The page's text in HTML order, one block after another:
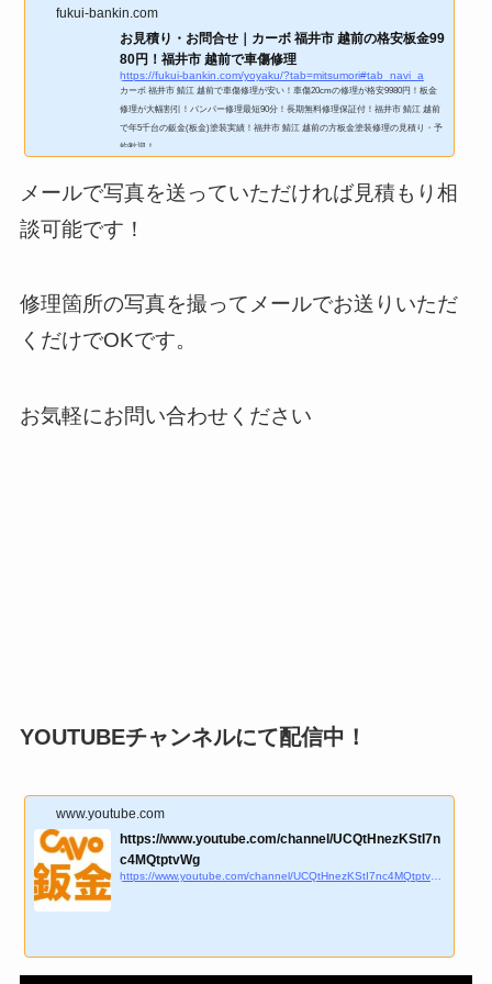
fukui-bankin.com
お見積り・お問合せ｜カーボ 福井市 越前の格安板金99
80円！福井市 越前で車傷修理
https://fukui-bankin.com/yoyaku/?tab=mitsumori#tab_navi_a
カーボ 福井市 鯖江 越前で車傷修理が安い！車傷20cmの修理が格安9980円！板金
修理が大幅割引！バンパー修理最短90分！長期無料修理保証付！福井市 鯖江 越前
で年5千台の鈑金(板金)塗装実績！福井市 鯖江 越前の方板金塗装修理の見積り・予
約歓迎！
メールで写真を送っていただければ見積もり相
談可能です！
修理箇所の写真を撮ってメールでお送りいただ
くだけでOKです。
お気軽にお問い合わせください
YOUTUBEチャンネルにて配信中！
www.youtube.com
https://www.youtube.com/channel/UCQtHnezKStI7n
c4MQtptvWg
https://www.youtube.com/channel/UCQtHnezKStI7nc4MQtptvWg